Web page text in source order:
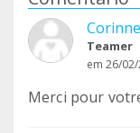
Teamer
em 26/
Merci pour